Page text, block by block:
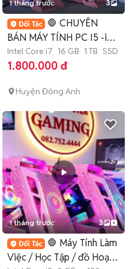
1 tháng trước 3
🛑 CHUYÊN
BÁN MÁY TÍNH PC I5 -i7
- i9 LÀM VIỆC GAME
Intel Core i7 16 GB 1 TB SSD
1.800.000 đ
Huyện Đông Anh
1 tháng trước 3
🛑 Máy Tính Làm
Việc / Học Tập / đồ Hoạ